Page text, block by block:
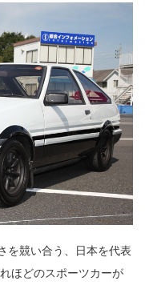
を競い合う、日本を代表
ほどのスポーツカーが